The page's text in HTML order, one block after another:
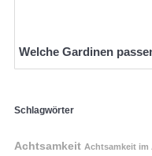
Welche Gardinen
Schlagwörter
Achtsamkeit Achtsamkeit im